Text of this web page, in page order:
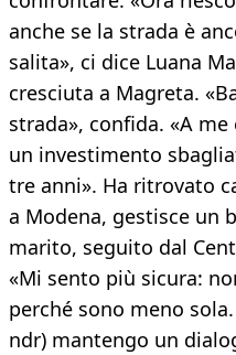
anche se la strada è
salita», ci dice Luana
cresciuta a Magreta.
strada», confida. «A
un investimento
tre anni». Ha ritrovato
a Modena, gestisce un
marito, seguito dal
«Mi sento più sicura:
perché sono meno
ndr) mantengo un